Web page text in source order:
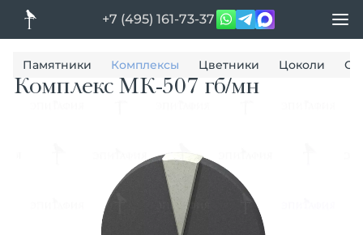
+7 (495) 161-73-37
Памятники Комплексы Цветники Цоколи
Комплекс МК-507 гб/мн